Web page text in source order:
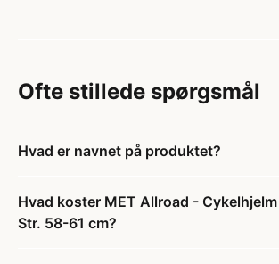
Ofte stillede spørgsmål
Hvad er navnet på produktet?
Hvad koster MET Allroad -
Str. 58-61 cm?